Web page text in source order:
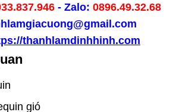
- Zalo: 0896.49.32.68
thanhlamdinhhinh.com
gió